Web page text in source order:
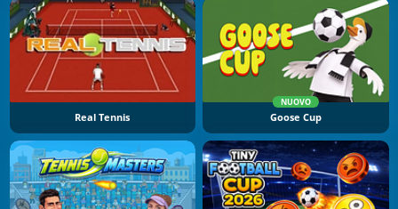
Real Tennis
NUOVO
Goose Cup